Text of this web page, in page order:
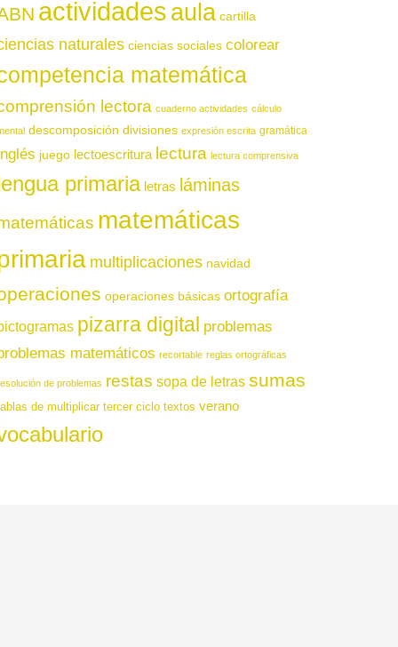
actividadesaula cartilla
naturales ciencias sociales colorear
matemática
lectora cuaderno actividades cálculo
descomposición divisiones expresión escrita gramática
juego lectoescritura lectura lectura comprensiva
primaria letras láminas
matemáticas
multiplicaciones navidad
operaciones básicas ortografía
pizarra digital problemas
matemáticos recortable reglas ortográficas
de problemas restas sopa de letras sumas
de multiplicar tercer ciclo textos verano